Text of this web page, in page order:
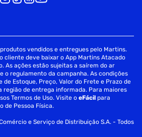
vendidos e entregues pelo Martins.
cliente deve baixar o App Martins Atacado
As ações estão sujeitas a saírem do ar
o regulamento da campanha. As condições
de Estoque, Preço, Valor do Frete e Prazo de
região de entrega informada. Para maiores
Termos de Uso. Visite oeFácil para
de Pessoa Física.
e Serviço de Distribuição S.A. - Todos